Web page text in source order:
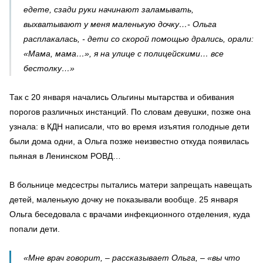
едете, сзади руки начинают заламывать,
выхватывают у меня маленькую дочку…- Ольга
расплакалась, - дети со скорой помощью дрались, орали:
«Мама, мама…», я на улице с полицейскими… все
бестолку…»
Так с 20 января начались Ольгины мытарства и обивания
порогов различных инстанций. По словам девушки, позже она
узнала: в КДН написали, что во время изъятия голодные дети
были дома одни, а Ольга позже неизвестно откуда появилась
пьяная в Ленинском РОВД…
В больнице медсестры пытались матери запрещать навещать
детей, маленькую дочку не показывали вообще. 25 января
Ольга беседовала с врачами инфекционного отделения, куда
попали дети.
«Мне врач говорит, – рассказывает Ольга, – «вы что